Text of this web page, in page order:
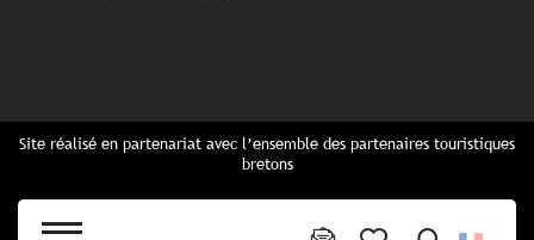
Site réalisé en partenariat avec l’ensemble des partenaires touristiques
bretons